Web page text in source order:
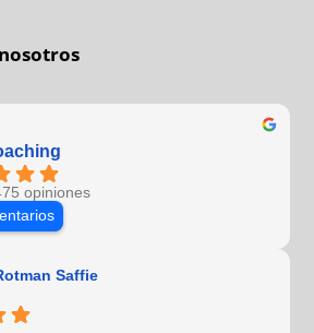
opiniones
Saffie